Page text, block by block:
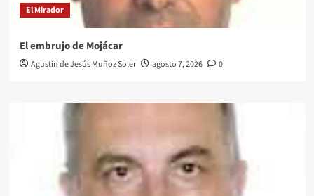
El Mirador
El embrujo de Mojácar
Agustín de Jesús Muñoz Soler agosto 7, 2026 0